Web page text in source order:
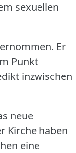
sexuellen
Er
Punkt
inzwischen
neue
Kirche haben
eine